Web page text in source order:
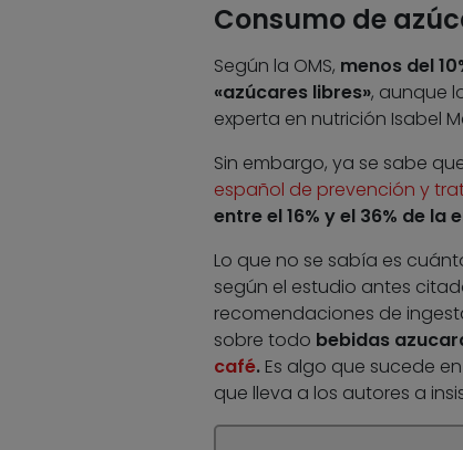
Consumo de
Según la OMS, menos del
«azúcares libres», aunque
experta en nutrición Isabel
Sin embargo, ya se sabe
español de prevención y
entre el 16% y el 36% de
Lo que no se sabía es
según el estudio antes
recomendaciones de
sobre todo bebidas
café.Es algo que sucede
que lleva a los autores a